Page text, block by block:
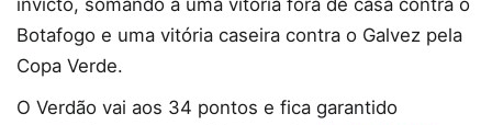
Botafogo e uma vitória caseira contra o Galvez pela
Copa Verde.
O Verdão vai aos 34 pontos e fica garantido